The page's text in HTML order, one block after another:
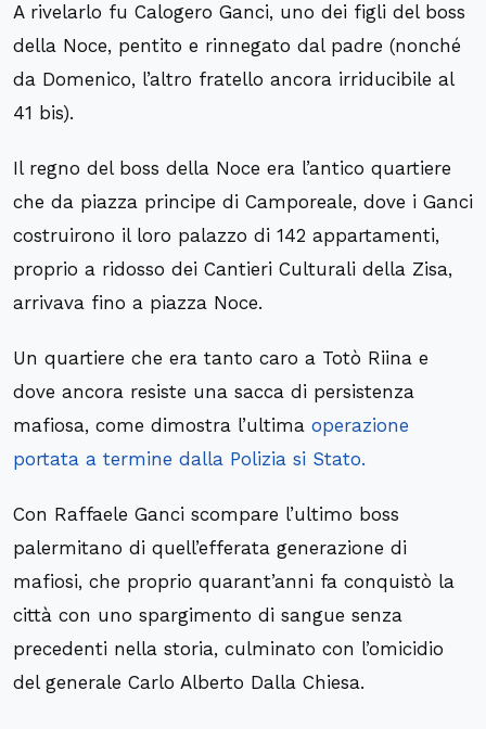
A rivelarlo fu Calogero Ganci, uno dei figli del boss
della Noce, pentito e rinnegato dal padre (nonché
da Domenico, l’altro fratello ancora irriducibile al
41 bis).
Il regno del boss della Noce era l’antico quartiere
che da piazza principe di Camporeale, dove i Ganci
costruirono il loro palazzo di 142 appartamenti,
proprio a ridosso dei Cantieri Culturali della Zisa,
arrivava fino a piazza Noce.
Un quartiere che era tanto caro a Totò Riina e
dove ancora resiste una sacca di persistenza
mafiosa, come dimostra l’ultima operazione
portata a termine dalla Polizia si Stato.
Con Raffaele Ganci scompare l’ultimo boss
palermitano di quell’efferata generazione di
mafiosi, che proprio quarant’anni fa conquistò la
città con uno spargimento di sangue senza
precedenti nella storia, culminato con l’omicidio
del generale Carlo Alberto Dalla Chiesa.